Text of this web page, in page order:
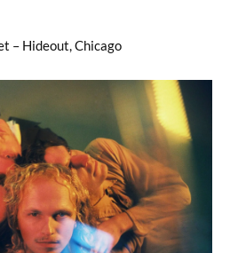
– Hideout, Chicago